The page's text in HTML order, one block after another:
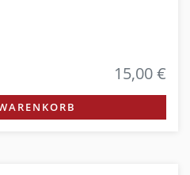
15,00 €